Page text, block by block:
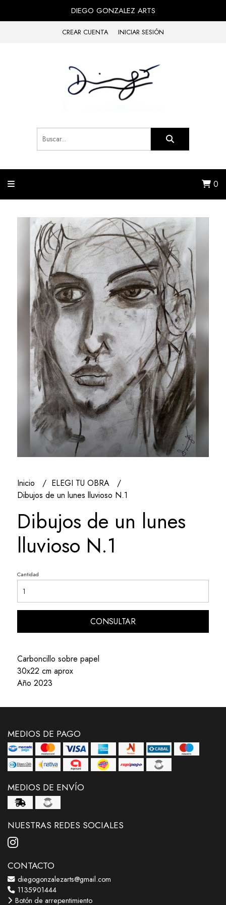
DIEGO GONZALEZ ARTS
CREAR CUENTA INICIAR SESIÓN
0
Inicio
ELEGI TU OBRA
Dibujos de un lunes lluvioso N.1
Dibujos de un lunes
lluvioso N.1
Cantidad
CONSULTAR
Carboncillo sobre papel
30x22 cm aprox
Año 2023
MEDIOS DE PAGO
MEDIOS DE ENVÍO
NUESTRAS REDES SOCIALES
CONTACTO
diegogonzalezarts@gmail.com
1135901444
Botón de arrepentimiento